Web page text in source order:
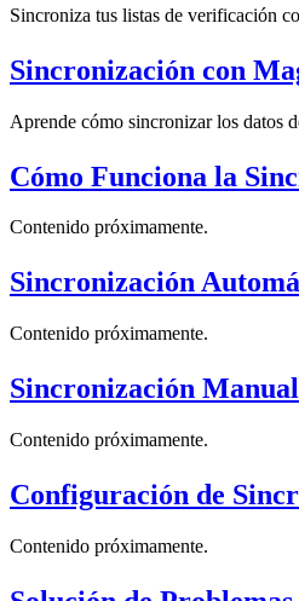
Sincroniza tus listas de verificación
Sincronización con
Aprende cómo sincronizar los datos
Cómo Funciona la
Contenido próximamente.
Sincronización
Contenido próximamente.
Sincronización Manual
Contenido próximamente.
Configuración de
Contenido próximamente.